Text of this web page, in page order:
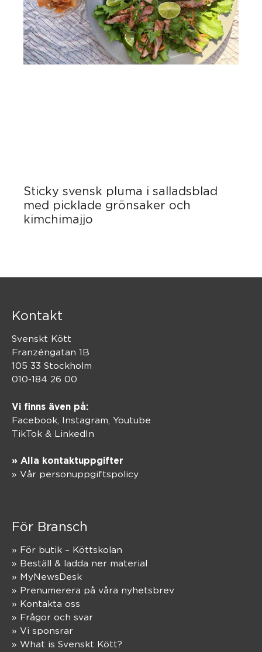
Sticky svensk pluma i salladsblad
med picklade grönsaker och
kimchimajjo
Kontakt
Svenskt Kött
Franzéngatan 1B
105 33 Stockholm
010-184 26 00
Vi finns även på:
Facebook, Instagram Youtube
TikTok & LinkedIn
» Alla kontaktuppgifter
» Vår personuppgiftspolicy
För Bransch
» För butik – Köttskolan
» Beställ & ladda ner material
» MyNewsDesk
» Prenumerera på våra nyhetsbrev
» Kontakta oss
» Frågor och svar
» Vi sponsrar
» What is Svenskt Kött?